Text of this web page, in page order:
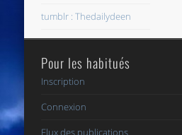
tumblr : Thedailydeen
Pour les habitués
Inscription
Connexion
Flux des publications